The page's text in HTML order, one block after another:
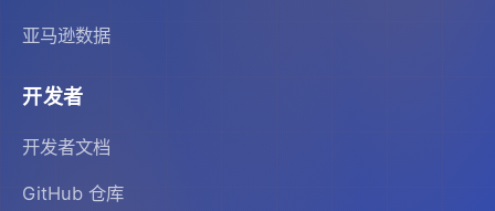
亚马逊数据
开发者
开发者文档
GitHub 仓库